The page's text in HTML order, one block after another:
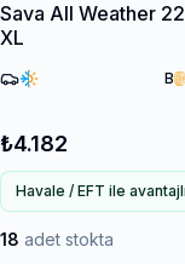
Sava All Weather
XL
B
₺4.182
Havale / EFT ile
18 adet stokta